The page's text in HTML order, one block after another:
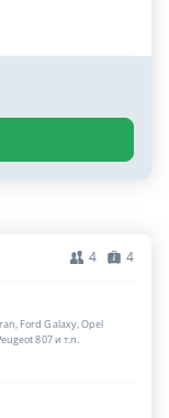
4 4
Ford Galaxy, Opel
807 и т.п.